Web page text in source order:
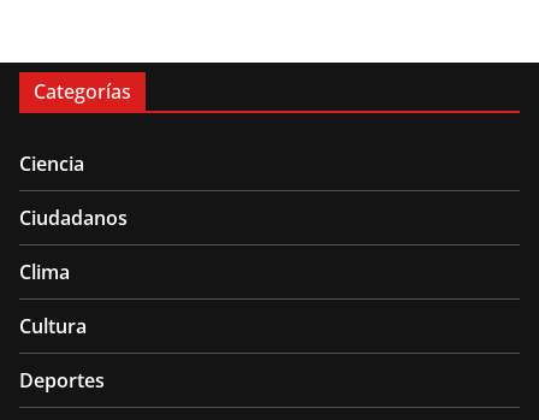
Categorías
Ciencia
Ciudadanos
Clima
Cultura
Deportes